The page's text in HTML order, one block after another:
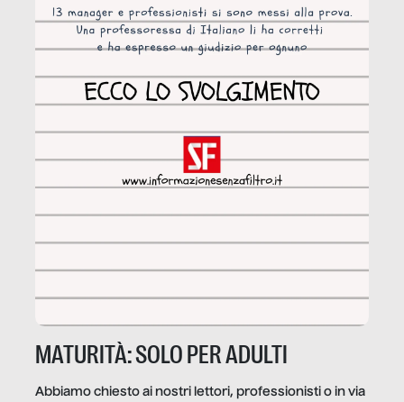
MATURITÀ: SOLO PER ADULTI
Abbiamo chiesto ai nostri lettori, professionisti o in via